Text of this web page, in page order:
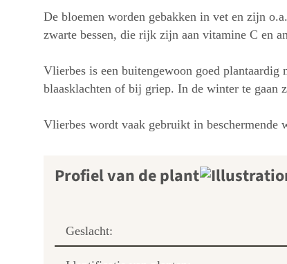
De bloemen worden gebakken in vet en zijn
zwarte bessen, die rijk zijn aan vitamine C en
Vlierbes is een buitengewoon goed
blaasklachten of bij griep. In de winter te gaan
Vlierbes wordt vaak gebruikt in beschermende
Profiel van de plant
Geslacht: